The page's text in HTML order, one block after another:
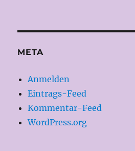
META
Anmelden
Eintrags-Feed
Kommentar-Feed
WordPress.org